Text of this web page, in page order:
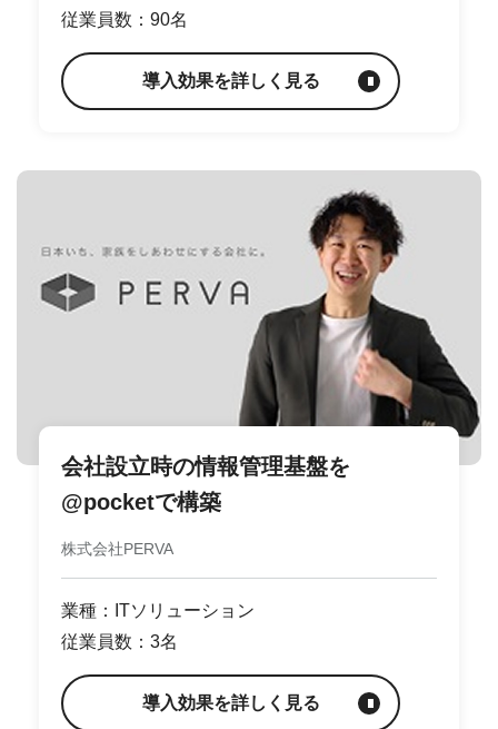
従業員数：90名
導入効果を詳しく見る
会社設立時の情報管理基盤を
@pocketで構築
株式会社PERVA
業種：ITソリューション
従業員数：3名
導入効果を詳しく見る